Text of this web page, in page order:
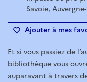
Savoie,
Ajouter à mes
Et si vous passiez de
bibliothèque vous
auparavant à travers